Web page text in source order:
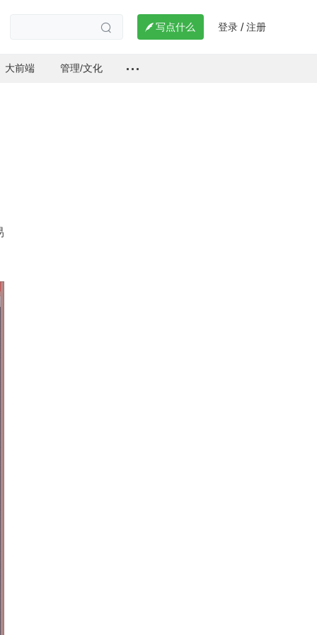
  写点什么 登录 / 注册
大前端 管理/文化